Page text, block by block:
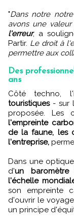
"Dans notre
avons une
l'erreur, a
Partir. Le droit à
permettre aux
Des
ans
Côté techno,
touristiques- sur
proposée. Les
l'empreinte
de la faune, les
l'entreprise,
Dans une
d'un
l'échelle
son empreinte
d'ouvrir le
un principe